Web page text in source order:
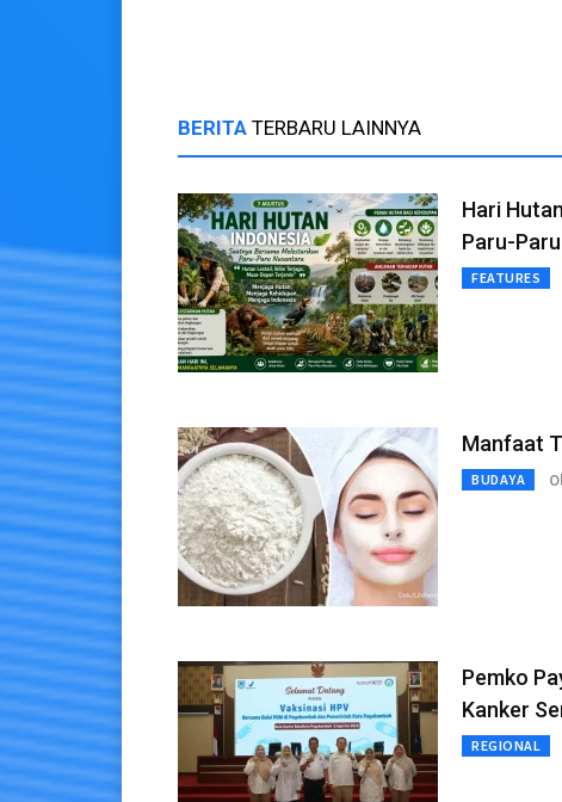
BERITA TERBARU LAINNYA
Hari
Paru-
FEATURES
Manfaat
BUDAYA
Pemko
Kanker
REGIONAL